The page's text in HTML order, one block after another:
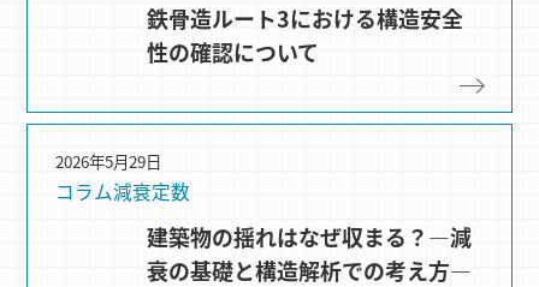
鉄骨造ルート3における構造安全
性の確認について
コラム減衰定数
2026年5月29日
建築物の揺れはなぜ収まる？―減
衰の基礎と構造解析での考え方―